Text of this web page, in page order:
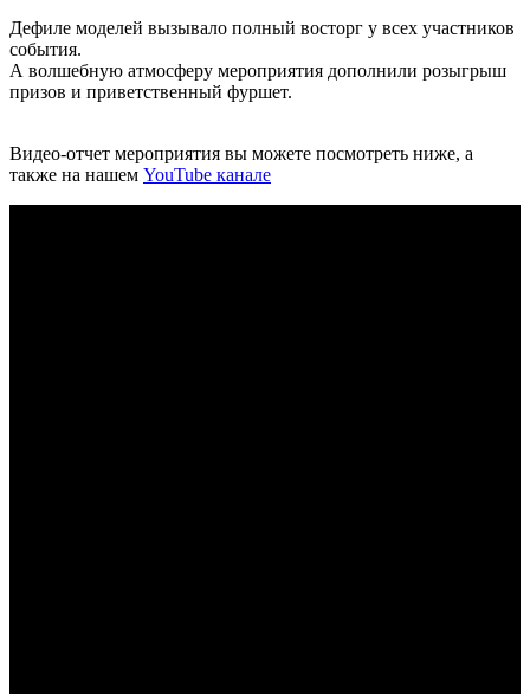
Дефиле моделей вызывало полный восторг у всех участников
события.
А волшебную атмосферу мероприятия дополнили розыгрыш
призов и приветственный фуршет.
Видео-отчет мероприятия вы можете посмотреть ниже, а
также на нашем YouTube канале